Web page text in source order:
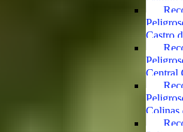
Castro
Central